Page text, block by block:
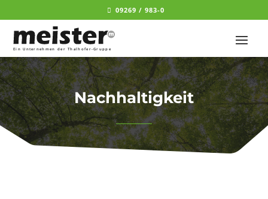
09269 / 983-0
Nachhaltigkeit